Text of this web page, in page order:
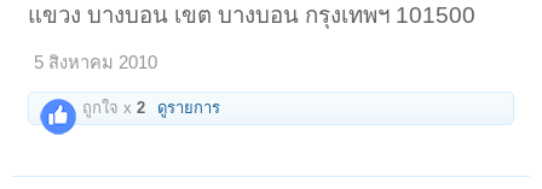
แขวง บางบอน เขต บางบอน กรุงเทพฯ 101500
5 สิงหาคม 2010
ถูกใจ x2 ดูรายการ